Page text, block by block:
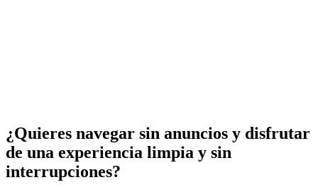
¿Quieres navegar sin anuncios y disfrutar
de una experiencia limpia y sin
interrupciones?